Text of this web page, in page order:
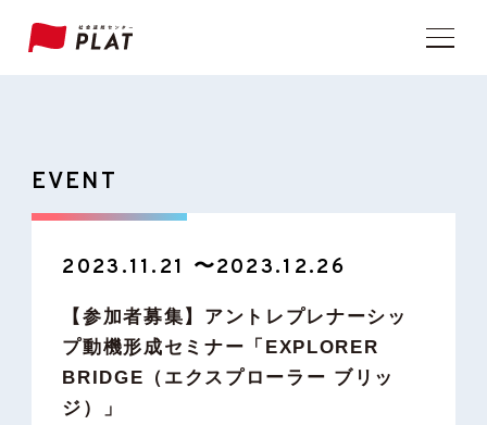
EVENT
2023.11.21 〜2023.12.26
【参加者募集】アントレプレナーシッ
プ動機形成セミナー「EXPLORER
BRIDGE（エクスプローラー ブリッ
ジ）」